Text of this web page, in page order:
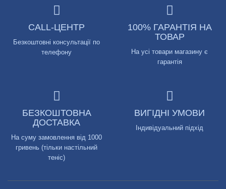
CALL-ЦЕНТР
Безкоштовні консультації по
телефону
100% ГАРАНТІЯ НА
ТОВАР
На усі товари магазину є
гарантія
БЕЗКОШТОВНА
ДОСТАВКА
На суму замовлення від 1000
гривень (тільки настільний
теніс)
ВИГІДНІ УМОВИ
Індивідуальний підхід